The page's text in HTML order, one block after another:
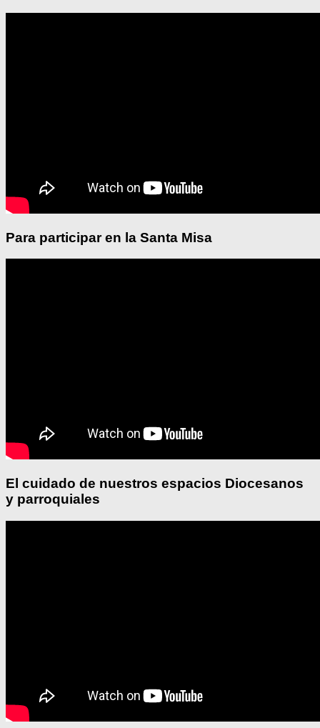
Para participar en la Santa Misa
El cuidado de nuestros espacios Diocesanos
y parroquiales